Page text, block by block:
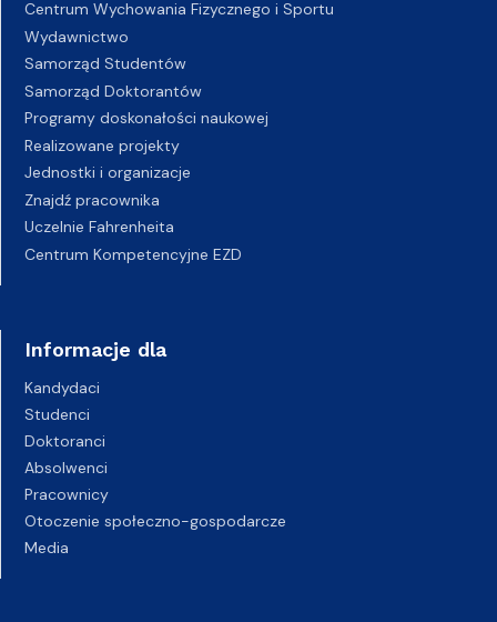
Centrum Wychowania Fizycznego i Sportu
Wydawnictwo
Samorząd Studentów
Samorząd Doktorantów
Programy doskonałości naukowej
Realizowane projekty
Jednostki i organizacje
Znajdź pracownika
Uczelnie Fahrenheita
Centrum Kompetencyjne EZD
Informacje dla
Kandydaci
Studenci
Doktoranci
Absolwenci
Pracownicy
Otoczenie społeczno-gospodarcze
Media